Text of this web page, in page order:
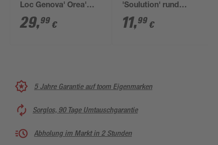
Loc Genova' Orea'
Edelstahl matt
29,99 €
'Soulution' rund
nickelfarben 2 Stück
11,99 €
5 Jahre Garantie auf toom Eigenmarken
Sorglos, 90 Tage Umtauschgarantie
Abholung im Markt in 2 Stunden